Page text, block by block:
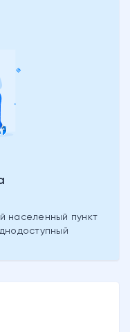
населенный пункт